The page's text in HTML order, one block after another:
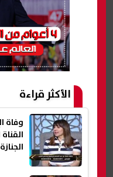
الأكثر قراءة
وفاة
الجنازة